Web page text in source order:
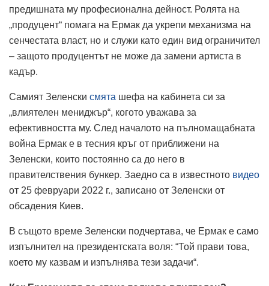
предишната му професионална дейност. Ролята на
„продуцент“ помага на Ермак да укрепи механизма на
сенчестата власт, но и служи като един вид ограничител
– защото продуцентът не може да замени артиста в
кадър.
Самият Зеленски смята шефа на кабинета си за
„влиятелен мениджър“, когото уважава за
ефективността му. След началото на пълномащабната
война Ермак е в тесния кръг от приближени на
Зеленски, които постоянно са до него в
правителствения бункер. Заедно са в известното видео
от 25 февруари 2022 г., записано от Зеленски от
обсадения Киев.
В същото време Зеленски подчертава, че Ермак е само
изпълнител на президентската воля: “Той прави това,
което му казвам и изпълнява тези задачи“.